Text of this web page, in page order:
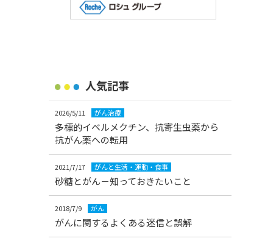
人気記事
2026/5/11 がん治療
多標的イベルメクチン、抗寄生虫薬から
抗がん薬への転用
2021/7/17 がんと生活・運動・食事
砂糖とがん－知っておきたいこと
2018/7/9 がん
がんに関するよくある迷信と誤解